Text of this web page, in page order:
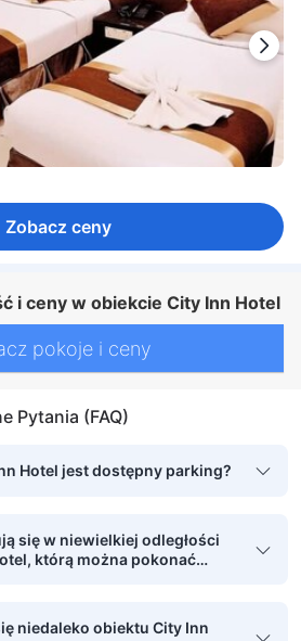
Zobacz ceny
i ceny w obiekcie City Inn Hotel
pokoje i ceny
Pytania (FAQ)
Hotel jest dostępny parking?
się w niewielkiej odległości
którą można pokonać
niedaleko obiektu City Inn